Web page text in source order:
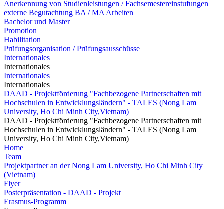
Anerkennung von Studienleistungen / Fachsemestereinstufungen
externe Begutachtung BA / MA Arbeiten
Bachelor und Master
Promotion
Habilitation
Prüfungsorganisation / Prüfungsausschüsse
Internationales
Internationales
Internationales
Internationales
DAAD - Projektförderung "Fachbezogene Partnerschaften mit
Hochschulen in Entwicklungsländern" - TALES (Nong Lam
University, Ho Chi Minh City,Vietnam)
DAAD - Projektförderung "Fachbezogene Partnerschaften mit
Hochschulen in Entwicklungsländern" - TALES (Nong Lam
University, Ho Chi Minh City,Vietnam)
Home
Team
Projektpartner an der Nong Lam University, Ho Chi Minh City
(Vietnam)
Flyer
Posterpräsentation - DAAD - Projekt
Erasmus-Programm